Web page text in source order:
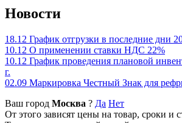
Новости
18.12 График отгрузки в последние дни
10.12 О применении ставки НДС 22%
10.12 График проведения плановой
г.
02.09 Маркировка Честный Знак для
Ваш город Москва ? Да Нет
От этого зависят цены на товар, сроки и